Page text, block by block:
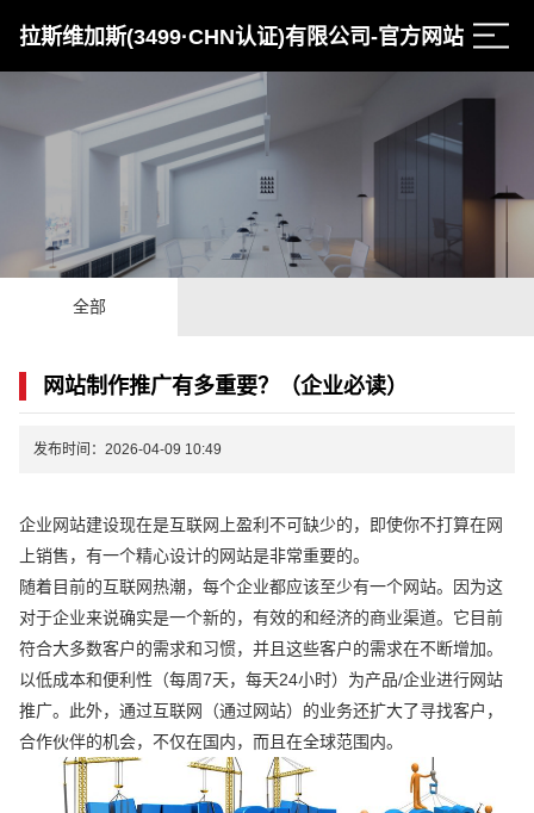
拉斯维加斯(3499·CHN认证)有限公司-官方网站
全部
网站制作推广有多重要？（企业必读）
发布时间：2026-04-09 10:49
企业网站建设现在是互联网上盈利不可缺少的，即使你不打算在网
上销售，有一个精心设计的网站是非常重要的。
随着目前的互联网热潮，每个企业都应该至少有一个网站。因为这
对于企业来说确实是一个新的，有效的和经济的商业渠道。它目前
符合大多数客户的需求和习惯，并且这些客户的需求在不断增加。
以低成本和便利性（每周7天，每天24小时）为产品/企业进行网站
推广。此外，通过互联网（通过网站）的业务还扩大了寻找客户，
合作伙伴的机会，不仅在国内，而且在全球范围内。